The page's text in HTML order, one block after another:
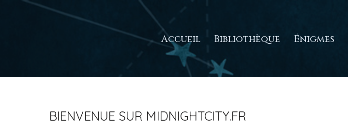
Accueil Bibliothèque Énigmes
BIENVENUE SUR MIDNIGHTCITY.FR